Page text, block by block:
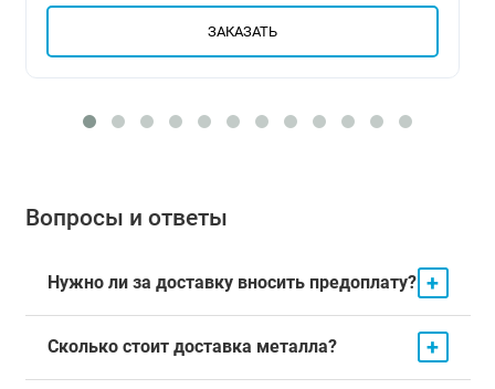
ЗАКАЗАТЬ
Вопросы и ответы
Нужно ли за доставку вносить предоплату? +
Сколько стоит доставка металла? +